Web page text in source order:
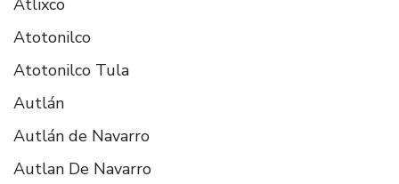
Atotonilco
Atotonilco Tula
Autlán
Autlán de Navarro
Autlan De Navarro